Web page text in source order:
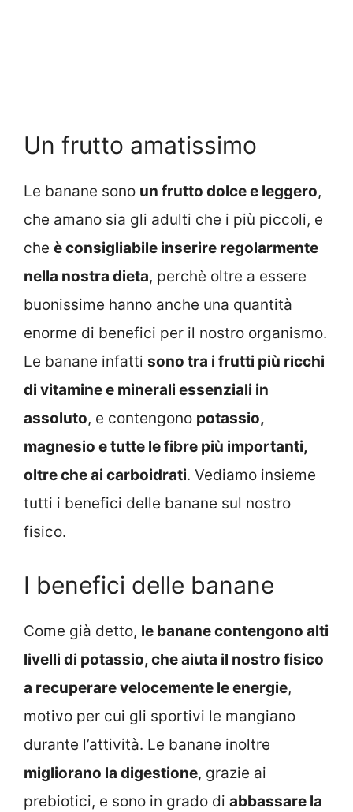
Un frutto amatissimo
Le banane sono un frutto dolce e leggero,
che amano sia gli adulti che i più piccoli, e
che è consigliabile inserire regolarmente
nella nostra dieta, perchè oltre a essere
buonissime hanno anche una quantità
enorme di benefici per il nostro organismo.
Le banane infatti sono tra i frutti più ricchi
di vitamine e minerali essenziali in
assoluto, e contengono potassio,
magnesio e tutte le fibre più importanti,
oltre che ai carboidrati. Vediamo insieme
tutti i benefici delle banane sul nostro
fisico.
I benefici delle banane
Come già detto, le banane contengono alti
livelli di potassio, che aiuta il nostro fisico
a recuperare velocemente le energie,
motivo per cui gli sportivi le mangiano
durante l’attività. Le banane inoltre
migliorano la digestione, grazie ai
prebiotici, e sono in grado di abbassare la